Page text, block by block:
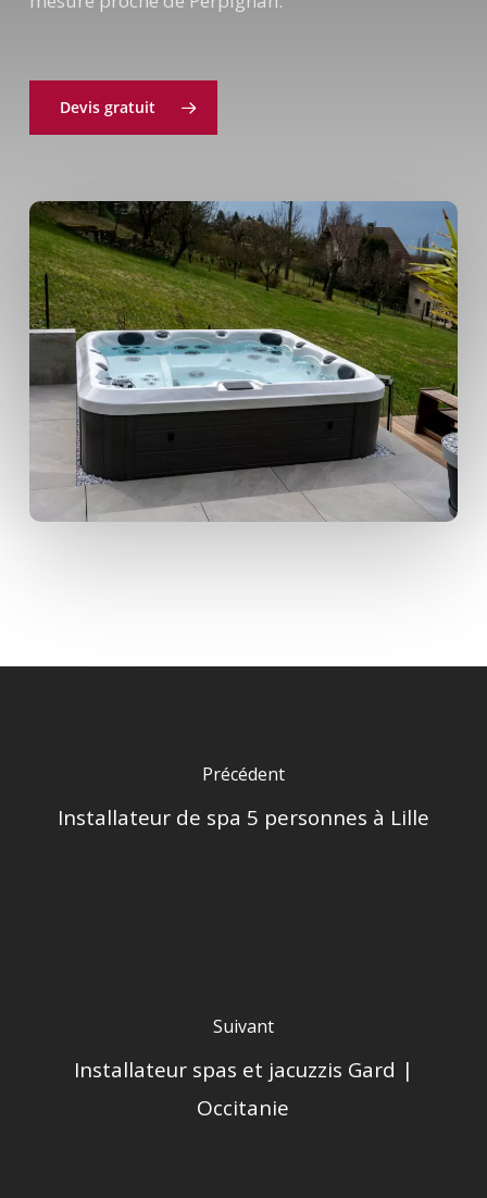
Devis gratuit
Précédent
Installateur de spa 5 personnes à Lille
Suivant
Installateur spas et jacuzzis Gard |
Occitanie